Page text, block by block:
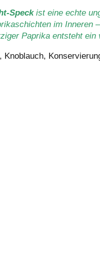
Speckist eine echte
im
Paprika entsteht